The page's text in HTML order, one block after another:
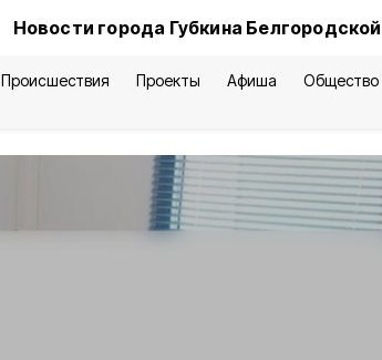
Новости города Губкина
Происшествия Проекты Афиша Общество